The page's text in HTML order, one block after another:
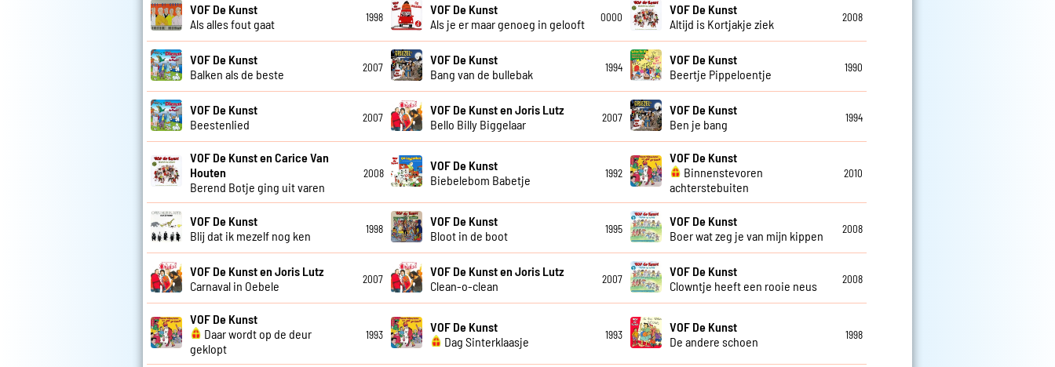
VOF De Kunst
Als alles fout gaat
1998
VOF De Kunst
Als je er maar genoeg in gelooft
0000
VOF De Kunst
Altijd is Kortjakje ziek
2008
VOF De Kunst
Balken als de beste
2007
VOF De Kunst
Bang van de bullebak
1994
VOF De Kunst
Beertje Pippeloentje
1990
VOF De Kunst
Beestenlied
2007
VOF De Kunst en Joris Lutz
Bello Billy Biggelaar
2007
VOF De Kunst
Ben je bang
1994
VOF De Kunst en Carice Van
Houten
Berend Botje ging uit varen
2008
VOF De Kunst
Biebelebom Babetje
1992
VOF De Kunst
Binnenstevoren
achterstebuiten
2010
VOF De Kunst
Blij dat ik mezelf nog ken
1998
VOF De Kunst
Bloot in de boot
1995
VOF De Kunst
Boer wat zeg je van mijn kippen
2008
VOF De Kunst en Joris Lutz
Carnaval in Oebele
2007
VOF De Kunst en Joris Lutz
Clean-o-clean
2007
VOF De Kunst
Clowntje heeft een rooie neus
2008
VOF De Kunst
Daar wordt op de deur
geklopt
1993
VOF De Kunst
Dag Sinterklaasje
1993
VOF De Kunst
De andere schoen
1998